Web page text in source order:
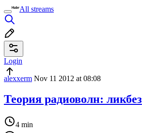
All streams
Login
alexxerm Nov 11 2012 at 08:08
Теория радиоволн: ликбез
4 min